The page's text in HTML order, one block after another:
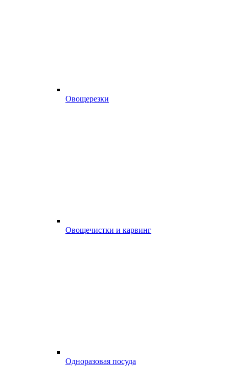
Овощерезки
Овощечистки и карвинг
Одноразовая посуда